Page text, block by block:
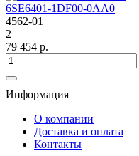
6SE6401-1DF00-0AA0
4562-01
2
79 454 р.
Информация
О компании
Доставка и оплата
Контакты